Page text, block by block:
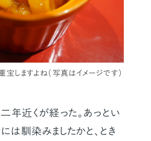
しますよね（写真はイメージです）
近くが経った。あっとい
は馴染みましたかと、とき